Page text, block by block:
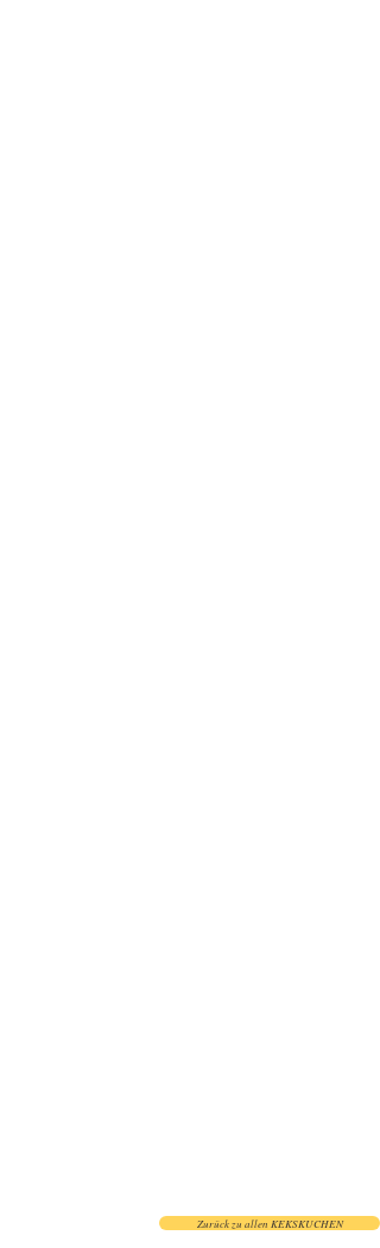
Zurück zu allen KEKSKUCHEN